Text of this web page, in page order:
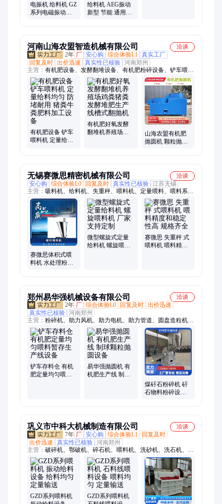
电振机 给料机 GZ
系列电磁振动给
给料机 AEG振动
新型 节能 通用给
河南山海农盟智造机械有限公司
洽谈
2年 厂 安心购 综合体验L1
真实工厂
回复及时 出价迅速 真实性已核验 河南郑州
主营： 有机肥设备、发酵翻堆设备、有机肥粉碎设备、铲车喂料
机、有机肥配套设备、有机肥生产线设备
有机肥设备 铲车
喂料机 定量给料
有机肥好氧发酵
翻堆机养殖场鸡
山海农盟有机肥
抛圆机 颗粒抛圆
无锡赛微思精密机械有限公司
洽谈
安心购
综合体验L0 回复及时 真实性已核验 江苏无锡
主营： 吸料机、给料机、失重秤、喂料机、定量喂料、喂料系
统、计量喂料、送料机、配料机、集中供料、改性塑料、气力输
送、配料系统、精准计量、无尘投料、活化料斗、陶瓷釉料、电
磁振动、计量混合、粉体吨包、自动化配料、螺杆计量秤、螺旋
输送机、自动加料系统、计量喷射系统
赛微思体积式喂
料机 水处理粉剂
微型螺旋式定量
给料机 螺旋喂料
赛微思 失重秤 式
喂料机 喂料精度
郑州易华强机械设备有限公司
洽谈
2年 厂 综合体验L0 回复及时 出价迅速
真实性已核验 河南郑州
主营： 粉碎机、助力风机、助力电机、助力管道、圆盘造粒机、
滚筒烘干机、滚筒冷却机、挤压造粒机
铲车存料仓 有机
肥定量均匀喂料
易华强抛圆机 有
机肥生产线 制球
煤矸石粉碎机 矸
石物料粉碎设备
巩义市中科大机械制造有限公司
洽谈
7年 厂 安心购 综合体验L1
回复及时
出价迅速
真实性已核验 河南郑州
主营： 破碎机、鄂破机、碎石机、喂料机、洗砂机、洗石机、打
砂机、制砂机、对辊机、粉碎机、筛砂机、给料机、振动筛、圆
振筛、洗沙设备、破碎设备、筛分设备、洗石设备、洗选设备、
耐火材料、料生产线、洗砂设备、选矿设备、1210反击破、石子
生产线
GZD系列喂料机
GZD系列喂料机